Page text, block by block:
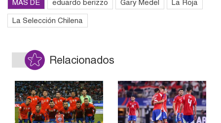
MÁS DE eduardo berizzo Gary Medel La Roja
La Selección Chilena
Relacionados